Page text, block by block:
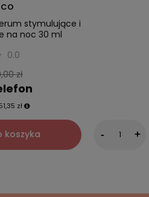
stymulujące i
na noc 30 ml
0.0
zł
51,35 zł
koszyka - +